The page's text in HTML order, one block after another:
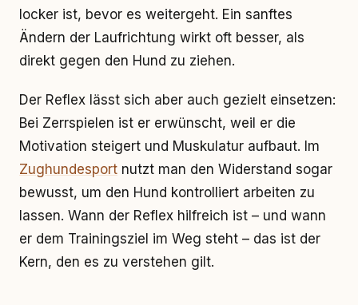
locker ist, bevor es weitergeht. Ein sanftes
Ändern der Laufrichtung wirkt oft besser, als
direkt gegen den Hund zu ziehen.
Der Reflex lässt sich aber auch gezielt einsetzen:
Bei Zerrspielen ist er erwünscht, weil er die
Motivation steigert und Muskulatur aufbaut. Im
Zughundesport nutzt man den Widerstand sogar
bewusst, um den Hund kontrolliert arbeiten zu
lassen. Wann der Reflex hilfreich ist – und wann
er dem Trainingsziel im Weg steht – das ist der
Kern, den es zu verstehen gilt.